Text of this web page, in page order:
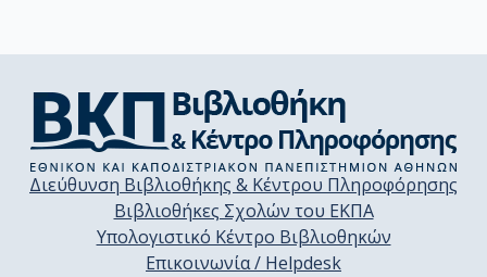
Διεύθυνση Βιβλιοθήκης & Κέντρου Πληροφόρησης
Βιβλιοθήκες Σχολών του ΕΚΠΑ
Υπολογιστικό Κέντρο Βιβλιοθηκών
Επικοινωνία / Helpdesk